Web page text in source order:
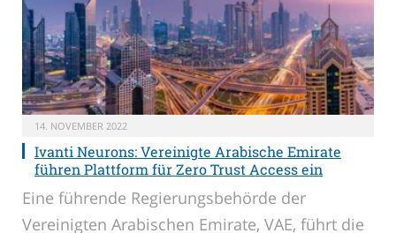
14. NOVEMBER 2022
Ivanti Neurons: Vereinigte Arabische Emirate
führen Plattform für Zero Trust Access ein
Eine führende Regierungsbehörde der
Vereinigten Arabischen Emirate, VAE, führt die